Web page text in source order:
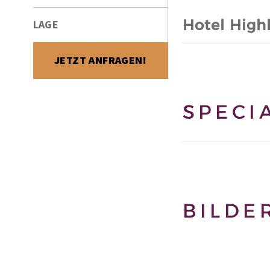
LAGE
JETZT ANFRAGEN!
Hotel